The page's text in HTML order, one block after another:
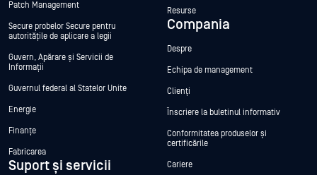
Patch Management
Secure probelor Secure pentru
autoritățile de aplicare a legii
Guvern, Apărare și Servicii de
Informații
Guvernul federal al Statelor Unite
Energie
Finanțe
Fabricarea
Suport și servicii
Resurse
Compania
Despre
Echipa de management
Clienți
Înscriere la buletinul informativ
Conformitatea produselor și
certificările
Cariere